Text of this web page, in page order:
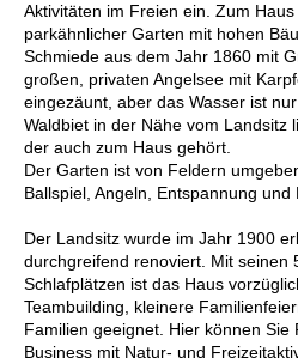
Aktivitäten im Freien ein. Zum
parkähnlicher Garten mit hohen
Schmiede aus dem Jahr 1860 mit
großen, privaten Angelsee mit
eingezäunt, aber das Wasser ist
Waldbiet in der Nähe vom Landsitz
der auch zum Haus gehört.
Der Garten ist von Feldern
Ballspiel, Angeln, Entspannung
Der Landsitz wurde im Jahr 1900
durchgreifend renoviert. Mit seinen
Schlafplätzen ist das Haus
Teambuilding, kleinere
Familien geeignet. Hier können Sie
Business mit Natur- und